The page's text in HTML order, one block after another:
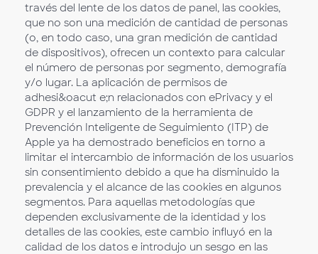
través del lente de los datos de panel, las cookies,
que no son una medición de cantidad de personas
(o, en todo caso, una gran medición de cantidad
de dispositivos), ofrecen un contexto para calcular
el número de personas por segmento, demografía
y/o lugar. La aplicación de permisos de
adhesi&oacut e;n relacionados con ePrivacy y el
GDPR y el lanzamiento de la herramienta de
Prevención Inteligente de Seguimiento (ITP) de
Apple ya ha demostrado beneficios en torno a
limitar el intercambio de información de los usuarios
sin consentimiento debido a que ha disminuido la
prevalencia y el alcance de las cookies en algunos
segmentos. Para aquellas metodologías que
dependen exclusivamente de la identidad y los
detalles de las cookies, este cambio influyó en la
calidad de los datos e introdujo un sesgo en las